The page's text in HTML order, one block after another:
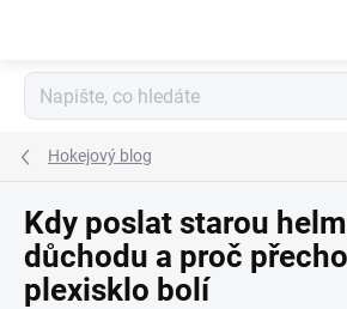
Hokejový blog
Kdy poslat starou
důchodu a proč
plexisklo bolí